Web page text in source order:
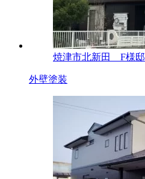
焼津市北新田 F様邸
外壁塗装